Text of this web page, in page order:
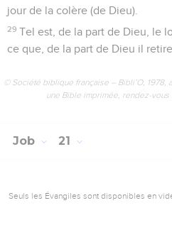
jour de la colère (de Dieu).
29 Tel est, de la part de Dieu, le
ce que, de la part de Dieu il
© Société biblique française – Bibli’O, 1978,
une Bible imprimée, rendez-
Job 21
Seuls les Évangiles sont disponibles en